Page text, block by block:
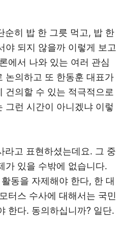
히 밥 한 그릇 먹고, 밥 한
야 되지 않을까 이렇게 보고
에서 나와 있는 여러 관심
논의하고 또 한동훈 대표가
건의할 수 있는 적극적으로
그런 시간이 아니겠냐 이렇
고 표현하셨는데요. 그 중
가 있을 수밖에 없습니다.
동을 자제해야 한다, 한 대
터스 수사에 대해서는 국민
한다. 동의하십니까? 일단.